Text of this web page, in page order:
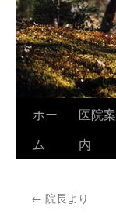
プ
ホー
ム
医院案
内
← 院長より